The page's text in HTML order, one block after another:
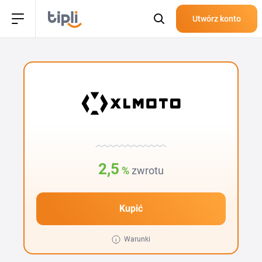
Utwórz konto
2,5 % zwrotu
Kupić
Warunki